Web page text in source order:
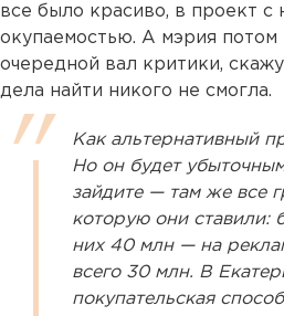
все было красиво, в проект с
окупаемостью. А мэрия потом
очередной вал критики,
дела найти никого не смогла.
Как альтернативный
Но он будет
зайдите — там же все
которую они ставили:
них 40 млн — на
всего 30 млн. В
покупательская